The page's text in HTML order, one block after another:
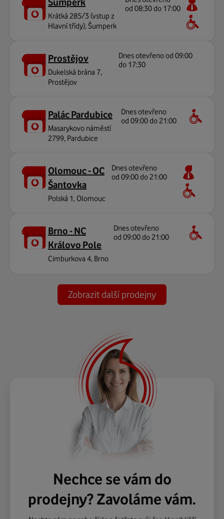
Krátká 285/3 (vstup z
Hlavní třídy), Šumperk
od 08:30 do 17:00
Prostějov
Dukelská brána 7,
Prostějov
Dnes otevřeno od 09:00
do 17:30
Palác Pardubice
Masarykovo náměstí
2799, Pardubice
Dnes otevřeno
od 09:00 do 21:00
Olomouc - OC
Šantovka
Polská 1, Olomouc
Dnes otevřeno
od 09:00 do 21:00
Brno - NC
Královo Pole
Cimburkova 4, Brno
Dnes otevřeno
od 09:00 do 21:00
Zobrazit další prodejny
Nechce se vám do
prodejny? Zavoláme vám.